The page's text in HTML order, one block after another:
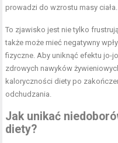
prowadzi do wzrostu masy ciała.
To zjawisko jest nie tylko
także może mieć negatywny
fizyczne. Aby uniknąć efektu jo-
zdrowych nawyków
kaloryczności diety po
odchudzania.
Jak unikać
diety?